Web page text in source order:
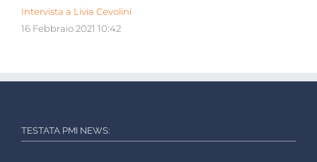
Intervista a Livia Cevolini
16 Febbraio 2021 10:42
TESTATA PMI NEWS: